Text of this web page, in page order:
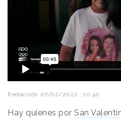
Redacción 07/02/2022 · 10:40
Hay quienes por San